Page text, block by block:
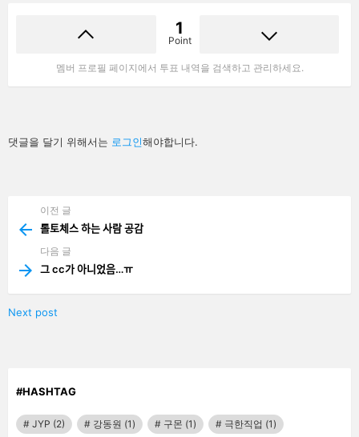
1
Point
멤버 프로필 페이지에서 투표 내역을 검색하고 관리하세요.
답
글
댓글을 달기 위해서는 로그인해야합니다.
more
이전 글
롤토체스 하는 사람 공감
다음 글
그 cc가 아니었음…ㅠ
Next post
#HASHTAG
JYP (2) 강동원 (1) 구몬 (1) 극한직업 (1)